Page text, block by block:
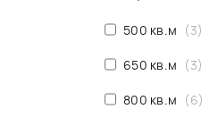
500 кв.м 3
650 кв.м 3
800 кв.м 6